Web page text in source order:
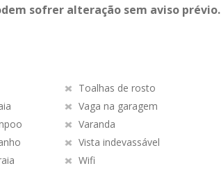
sofrer alteração sem aviso prévio.
Toalhas de rosto
Vaga na garagem
Varanda
Vista indevassável
Wifi